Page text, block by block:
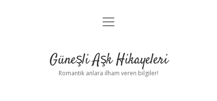
Anasayfa
Yasal Uyarı
menüyü
Güneşli Aşk Hikayeleri
Romantik anlara ilham veren bilgiler!